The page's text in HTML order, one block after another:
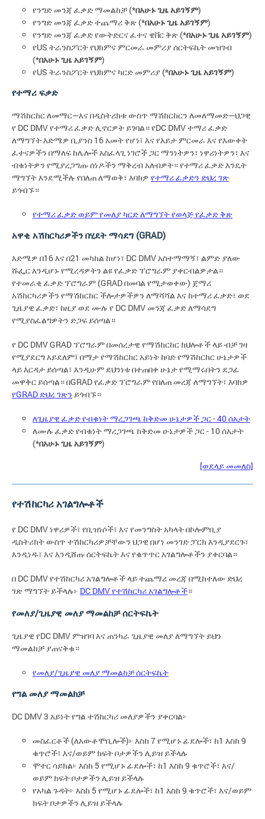
የንግድ መንጃ ፈቃድ ማመልከቻ (*በአሁኑ ጊዜ አይገኝም)
የንግድ መንጃ ፈቃድ ተጨማሪ ቅጽ (*በአሁኑ ጊዜ አይገኝም)
የንግድ መንጃ ፈቃድ የውትድርና ፈተና ዌቨር ቅጽ (*በአሁኑ ጊዜ አይገኝም)
የUS ትራንስፖርት የህክምና ምርመራ መምሪያ ሰርትፍኬት መዝገብ
(*በአሁኑ ጊዜ አይገኝም)
የUS ትራንስፖርት የህክምና ካርድ መምሪያ (*በአሁኑ ጊዜ አይገኝም)
የተማሪ ፍቃድ
ማሽከርከር ለመማር—እና በዲስትሪክቱ ውስጥ ማሽከርከርን ለመለማመድ—ህጋዊ
የ DC DMV የተማሪ ፈቃድ ሊኖርዎት ይገባል። የDC DMV ተማሪ ፈቃድ
ለማግኘት እድሜዎ ቢያንስ 16 አመት የሆነ፣ እና የእይታ ምርመራ እና የእውቀት
ፈተናዎችን በማለፍ ከሌሎች አስፈላጊ ነገሮች ጋር ማንነትዎን፣ ነዋሪነትዎን፣ እና
ብቁነትዎን የሚያረጋግጡ ሰነዶችን ማቅረብ አለብዎት። የተማሪ ፈቃድ እንዴት
ማግኘት እንደሚችሉ የበለጠ ለማወቅ፣ እባክዎ የተማሪ ፈቃድን ድህረ ገጽ
ይጎብኙ።
የተማሪ ፈቃድ ወይም የመለያ ካርድ ለማግኘት የወላጅ የፈቃድ ቅጽ
አዋቂ አሽከርካሪዎችን በሂደት ማሳደግ (GRAD)
እድሜዎ በ16 እና በ21 መካከል ከሆነ፣ DC DMV አስተማማኝ፣ ልምድ ያለው
ሹፌር እንዲሆኑ የሚረዳዎትን ልዩ የፈቃድ ፕሮግራም ያቀርብልዎታል።
የተመራቂ ፈቃድ ፕሮግራም (GRAD በመባል የሚታወቀው) ጀማሪ
አሽከርካሪዎችን የማሽከርከር ችሎታዎችዎን ለማሻሻል እና ከተማሪ ፈቃድ፣ ወደ
ጊዜያዊ ፈቃድ፣ ከዚያ ወደ ሙሉ የ DC DMV መንጃ ፈቃድ ለማሳደግ
የሚያስፈልግዎትን ድጋፍ ይሰጣል።
የ DC DMV GRAD ፕሮግራም በመሰረታዊ የማሽከርከር ክህሎቶች ላይ ብቻ ገዛ
የሚያደርግ አይደለም፤ በማታ የማሽከርከር አይነት ከባድ የማሽከርከር ሁኔታዎች
ላይ እርዳታ ይሰጣል፣ እንዲሁም ደህንነቱ በተጠበቀ ሁኔታ የሚማሩበትን ደጋፊ
መዋቅር ይሰጣል። በGRAD የፈቃድ ፕሮግራም የበለጠ መረጃ ለማግኘት፣ እባክዎ
የGRAD ድህረ ገጽን ይጎብኙ።
ለጊዜያዊ ፈቃድ የብቁነት ማረጋገጫ ከቅድመ ሁኔታዎች ጋር - 40 ሰአታት
ለሙሉ ፈቃድ የብቁነት ማረጋገጫ ከቅድመ ሁኔታዎች ጋር - 10 ሰአታት
(*በአሁኑ ጊዜ አይገኝም)
[ወደላይ መመለስ]
የተሽከርካሪ አገልግሎቶች
የ DC DMV ነዋሪዎች፣ የቢዝነሶች፣ እና የመንግስት አካላት በኮሎምቢያ
ዲስትሪክት ውስጥ ተሽከርካሪዎቻቸውን ህጋዊ በሆነ መንገድ ፓርክ እንዲያደርጉ፣
እንዲነዱ፣ እና እንዲሸጡ ሰርትፍኬት እና የቁጥጥር አገልግሎቶችን ያቀርባል።
በ DC DMV የተሽከርካሪ አገልግሎቶች ላይ ተጨማሪ መረጃ በሚከተለው ድህረ
ገጽ ማግኘት ይችላሉ፦ DC DMV የተሽከርካሪ አገልግሎቶች።
የመለያ/ጊዜያዊ መለያ ማመልከቻ ሰርትፍኬት
ጊዜያዊ የDC DMV ምዝገባ እና ጠንካራ ጊዜያዊ መለያ ለማግኘት ይህን
ማመልከቻ ያጠናቅቁ።
የመለያ/ጊዜያዊ መለያ ማመልከቻ ሰርትፍኬት
የግል መለያ ማመልክቻ
DC DMV 3 አይነት የግል ተሽከርካሪ መለያዎችን ያቀርባል፦
መስፈርቶች (ለአውቶሞቢሎች)፦ እስከ 7 የሚሆኑ ፊደሎች፣ ከ1 እስከ 9
ቁጥሮች፣ እና/ወይም ክፍት ቦታዎችን ሊይዝ ይችላሉ
ሞተር ሳይክል፦ እስከ 5 የሚሆኑ ፊደሎች፣ ከ1 እስከ 9 ቁጥሮች፣ እና/
ወይም ክፍት ቦታዎችን ሊይዝ ይችላሉ
የአካል ጉዳት፦ እስከ 5 የሚሆኑ ፊደሎች፣ ከ1 እስከ 9 ቁጥሮች፣ እና/ወይም
ክፍት ቦታዎችን ሊይዝ ይችላሉ